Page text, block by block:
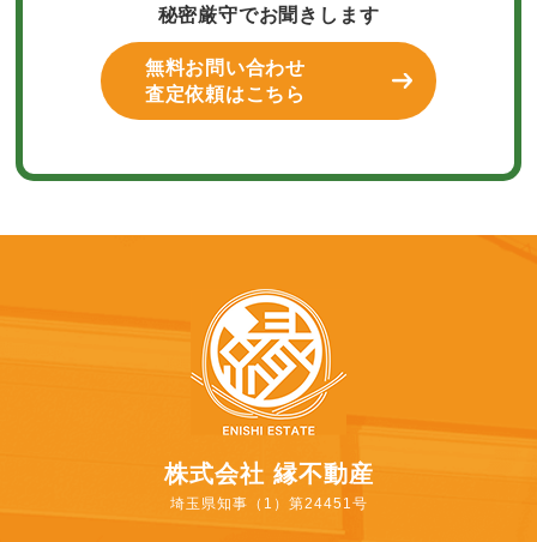
秘密厳守でお聞きします
無料お問い合わせ
査定依頼はこちら
株式会社 縁不動産
埼玉県知事（1）第24451号